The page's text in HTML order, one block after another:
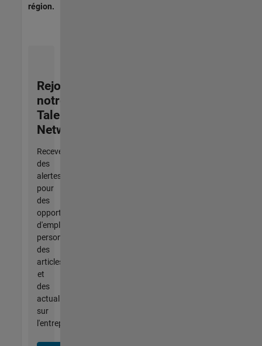
région.
Rejoignez
notre
Talent
Network
Recevez
des
alertes
pour
des
opportunités
d'emploi
personnalisées,
des
articles
et
des
actualités
sur
l'entreprise.